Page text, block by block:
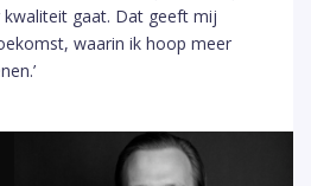
gaat. Dat geeft mij
waarin ik hoop meer